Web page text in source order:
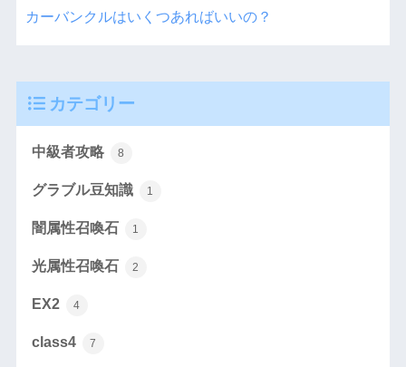
カーバンクルはいくつあればいいの？
カテゴリー
中級者攻略 8
グラブル豆知識 1
闇属性召喚石 1
光属性召喚石 2
EX2 4
class4 7